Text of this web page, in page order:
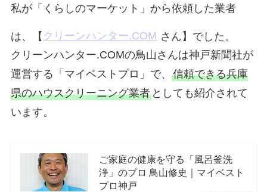
私が「くらしのマーケット」から依頼した業者
は、【 クリーンハンター.COM さん】でした。
クリーンハンター.COMの鳥山さんは神戸新聞社が
運営する「マイベストプロ」で、 信頼できる兵庫
県のハウスクリーニング業者としても紹介されて
います。
ご家庭の健康を守る「風呂釜洗
浄」のプロ 鳥山修史｜マイベスト
プロ神戸